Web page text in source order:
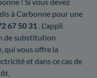
à Carbonne pour une
67 50 31
. L'appli
de substitution
qui vous offre la
et dans ce cas de